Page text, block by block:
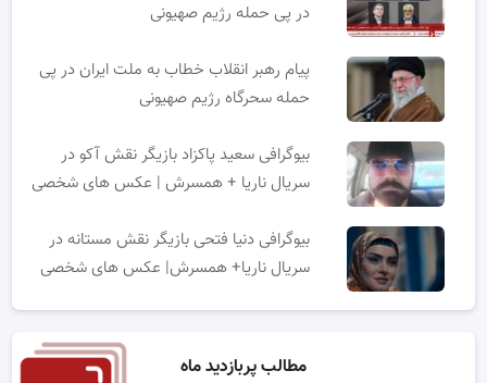
در پی حمله رژیم صهیونی
پیام رهبر انقلاب خطاب به ملت ایران در پی
حمله سحرگاه رژیم صهیونی
بیوگرافی سعید پاکزاد بازیگر نقش آکو در
سریال ناریا + همسرش | عکس های شخصی
بیوگرافی دنیا فتحی بازیگر نقش مستانه در
سریال ناریا+ همسرش| عکس های شخصی
مطالب پربازدید ماه